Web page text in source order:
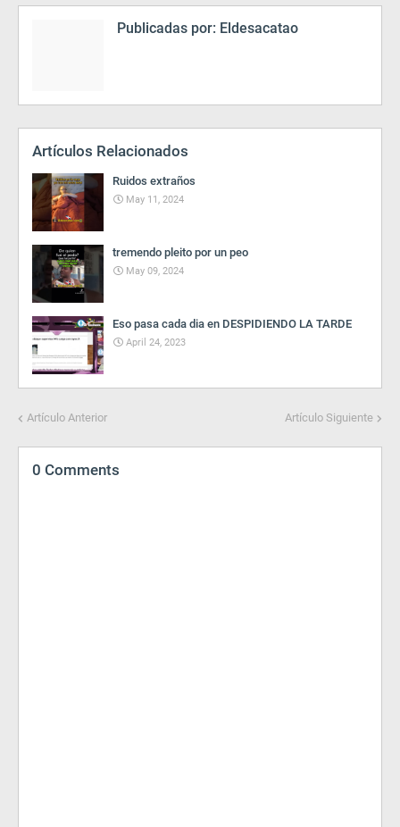
Publicadas por: Eldesacatao
Artículos Relacionados
Ruidos extraños
May 11, 2024
tremendo pleito por un peo
May 09, 2024
Eso pasa cada dia en DESPIDIENDO LA TARDE
April 24, 2023
Artículo Anterior Artículo Siguiente
0 Comments